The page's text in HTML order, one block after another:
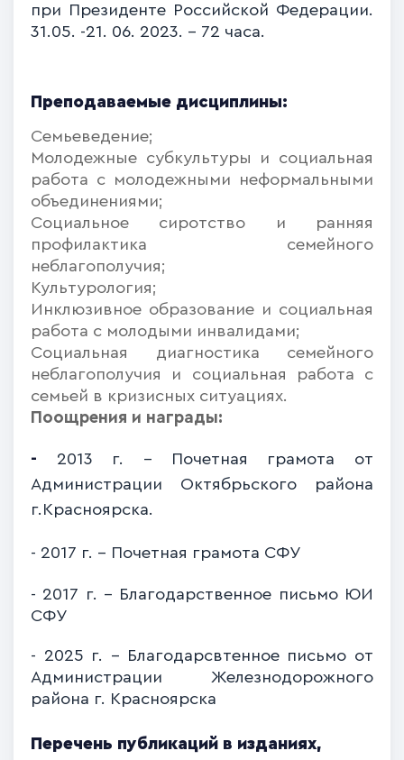
при Президенте Российской Федерации.
31.05. -21. 06. 2023. - 72 часа.
Преподаваемые дисциплины:
Семьеведение;
Молодежные субкультуры и социальная
работа с молодежными неформальными
объединениями;
Социальное сиротство и ранняя
профилактика семейного
неблагополучия;
Культурология;
Инклюзивное образование и социальная
работа с молодыми инвалидами;
Социальная диагностика семейного
неблагополучия и социальная работа с
семьей в кризисных ситуациях.
Поощрения и награды:
- 2013 г. - Почетная грамота от
Администрации Октябрьского района
г.Красноярска.
- 2017 г. - Почетная грамота СФУ
- 2017 г. - Благодарственное письмо ЮИ
СФУ
- 2025 г. - Благодарсвтенное письмо от
Администрации Железнодорожного
района г. Красноярска
Перечень публикаций в изданиях,